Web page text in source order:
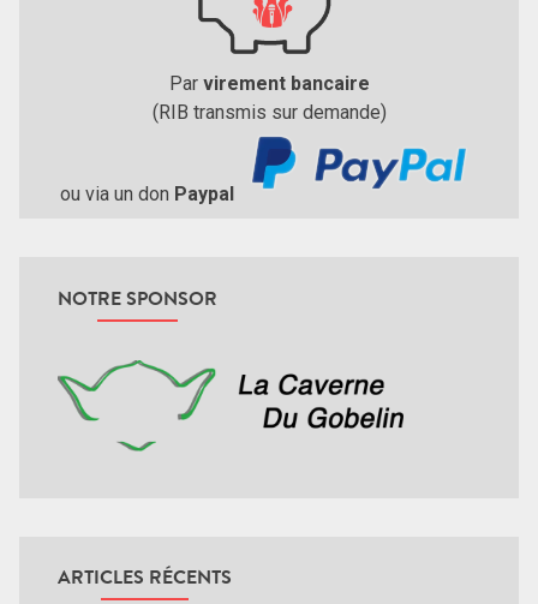
Par virement bancaire
(RIB transmis sur demande)
ou via un don Paypal
NOTRE SPONSOR
ARTICLES RÉCENTS